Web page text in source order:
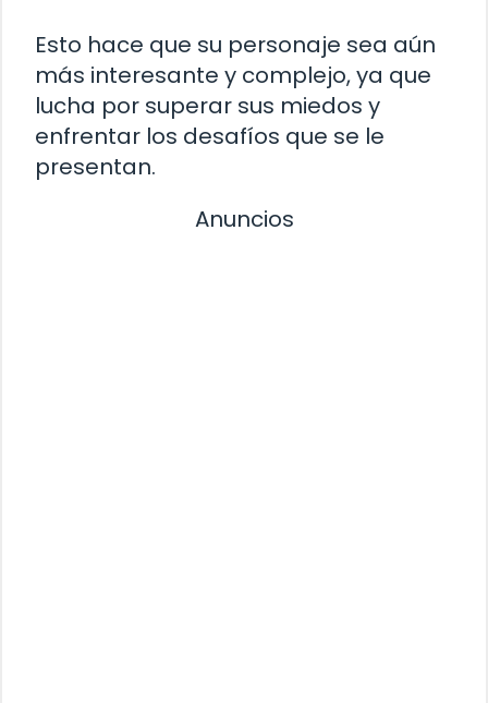
Esto hace que su personaje sea aún
más interesante y complejo, ya que
lucha por superar sus miedos y
enfrentar los desafíos que se le
presentan.
Anuncios